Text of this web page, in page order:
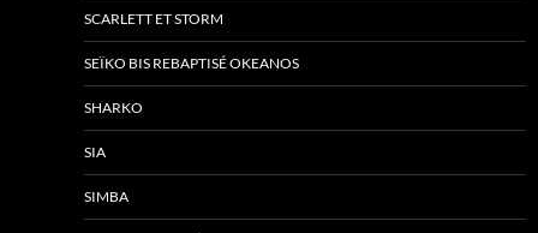
SCARLETT ET STORM
SEÏKO BIS REBAPTISÉ OKEANOS
SHARKO
SIA
SIMBA